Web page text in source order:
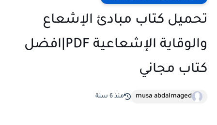
تحميل كتاب مبادئ الإشعاع
والوقاية الإشعاعية PDF|افضل
كتاب مجاني
musa abdalmaged منذ 6 سنة